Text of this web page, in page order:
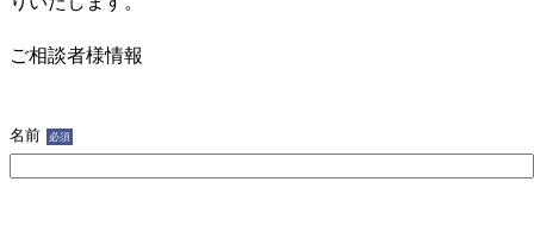
ご相談者様情報
名前 必須